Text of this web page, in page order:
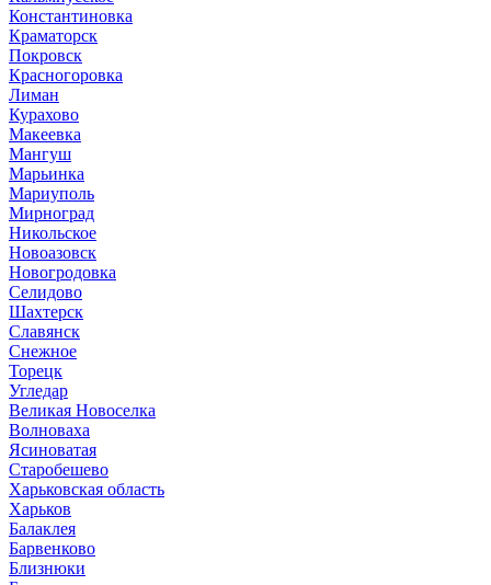
Константиновка
Краматорск
Покровск
Красногоровка
Лиман
Курахово
Макеевка
Мангуш
Марьинка
Мариуполь
Мирноград
Никольское
Новоазовск
Новогродовка
Селидово
Шахтерск
Славянск
Снежное
Торецк
Угледар
Великая Новоселка
Волноваха
Ясиноватая
Старобешево
Харьковская область
Харьков
Балаклея
Барвенково
Близнюки